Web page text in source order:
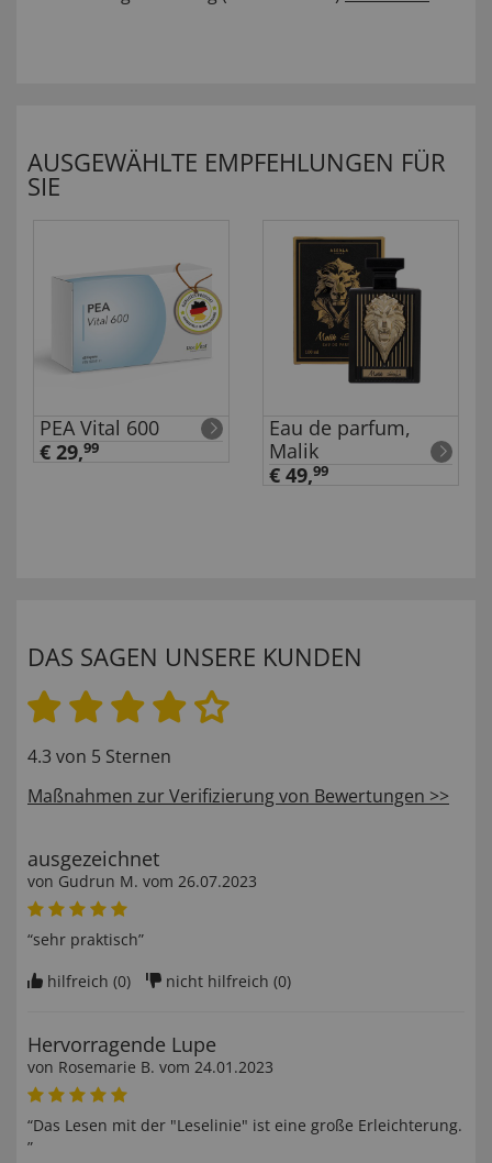
AUSGEWÄHLTE EMPFEHLUNGEN FÜR
SIE
PEA Vital 600
€ 29,99
Eau de parfum,
Malik
€ 49,99
DAS SAGEN UNSERE KUNDEN
4.3 von 5 Sternen
Maßnahmen zur Verifizierung von Bewertungen >>
ausgezeichnet
von Gudrun M. vom 26.07.2023
“sehr praktisch”
hilfreich (0) nicht hilfreich (0)
Hervorragende Lupe
von Rosemarie B. vom 24.01.2023
“Das Lesen mit der "Leselinie" ist eine große Erleichterung.
”